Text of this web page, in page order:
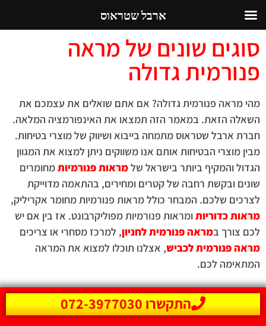
סוגים שונים של מראה
פנורמית גדולה
מהי מראה פנורמית גדולה? אם אתם שואלים את עצמכם את
השאלה הזאת. במאמר הזה תמצאו את האינפורמציה המלאה.
חברת ארבל שטראוס מתמחה בייבוא ושיווק של מוצרי בטיחות.
מבין מוצרי הבטיחות אותם אנו משווקים ניתן למצוא את המגוון
הגדול והמקיף ביותר בישראל שלמראות פנורמיותמחומרים
שונים ובקשת רחבה של קטרים ומחירים, בהתאמה מדוייקת
לצרכים שלכם. המבחר כולל מראות פנורמיות מחומר אקריליק,
מראות כדוריותומראות פנורמיות מפוליקרבונט. אז בין אם יש
לכם צורך במראה פנורמית לחניון, למרכז מסחרי או צריכים
מראה פנורמית לכביש, אצלנו תוכלו למצוא את המראה
המתאימה לכם.
התקשרו 072-3977030
ארבל שטראוס